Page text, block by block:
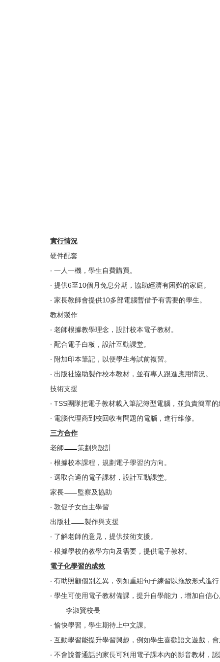
實行情況
硬件配套
‧ 一人一機，學生自費購買。
‧ 提供6至10個月免息分期，協助經濟有困難的家庭。
‧ 家長教師會提供10多部電腦暫借予有需要的學生。
教材製作
‧ 老師根據教學理念，設計校本電子教材。
‧ 配合電子白板，設計互動課堂。
‧ 附加印本筆記，以便學生考試前複習。
‧ 出版社協助製作校本教材，並有專人跟進應用情況。
技術支援
‧ TSS團隊把電子教材載入筆記簿型電腦，並負責簡單的
‧ 電腦代理商到校回收有問題的電腦，進行維修。
三方合作
老師
策劃與設計
‧ 根據校本課程，規劃電子學習的方向。
‧ 選取合適的電子課材，設計互動課堂。
家長
監察及協助
‧ 敦促子女自主學習
出版社
製作與支援
‧ 了解老師的意見，提供技術支援。
‧ 根據學校的教學方向及需要，提供電子教材。
電子化學習的成效
‧ 有助照顧個別差異，例如重組句子練習以拖放形式進
‧ 學生可使用電子教材備課，提升自學能力，增加自信心
李淑賢校長
‧ 愉快學習，學生期待上中文課。
‧ 互動學習能提升學習興趣，例如學生喜歡語文遊戲，會
‧ 不會說普通話的家長可利用電子課本內的影音教材，